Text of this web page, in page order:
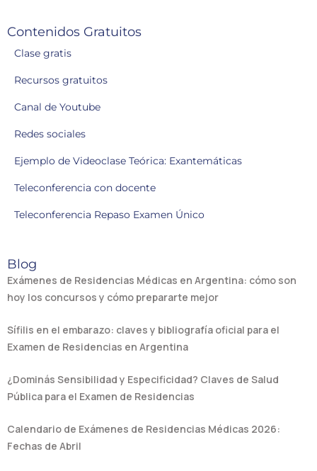
Contenidos Gratuitos
Clase gratis
Recursos gratuitos
Canal de Youtube
Redes sociales
Ejemplo de Videoclase Teórica: Exantemáticas
Teleconferencia con docente
Teleconferencia Repaso Examen Único
Blog
Exámenes de Residencias Médicas en Argentina: cómo son
hoy los concursos y cómo prepararte mejor
Sífilis en el embarazo: claves y bibliografía oficial para el
Examen de Residencias en Argentina
¿Dominás Sensibilidad y Especificidad? Claves de Salud
Pública para el Examen de Residencias
Calendario de Exámenes de Residencias Médicas 2026:
Fechas de Abril